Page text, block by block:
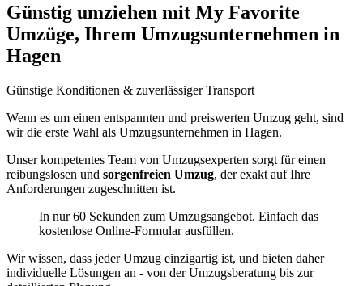
Günstig umziehen mit My Favorite
Umzüge, Ihrem Umzugsunternehmen in
Hagen
Günstige Konditionen & zuverlässiger Transport
Wenn es um einen entspannten und preiswerten Umzug geht, sind
wir die erste Wahl als Umzugsunternehmen in Hagen.
Unser kompetentes Team von Umzugsexperten sorgt für einen
reibungslosen und sorgenfreien Umzug, der exakt auf Ihre
Anforderungen zugeschnitten ist.
In nur 60 Sekunden zum Umzugsangebot. Einfach das
kostenlose Online-Formular ausfüllen.
Wir wissen, dass jeder Umzug einzigartig ist, und bieten daher
individuelle Lösungen an - von der Umzugsberatung bis zur